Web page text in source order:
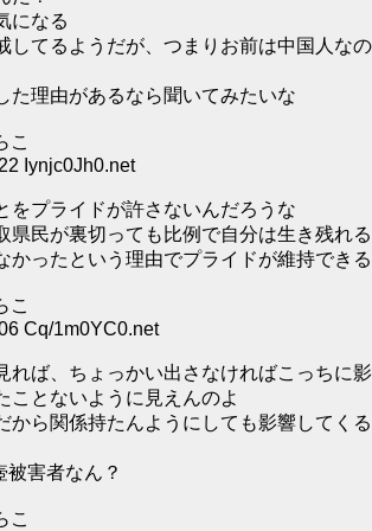
になる
してるようだが、つまりお前は中国人なの
た理由があるなら聞いてみたいな
こ
Iynjc0Jh0.net
をプライドが許さないんだろうな
県民が裏切っても比例で自分は生き残れる
かったという理由でプライドが維持できる
こ
Cq/1m0YC0.net
れば、ちょっかい出さなければこっちに影
ことないように見えんのよ
から関係持たんようにしても影響してくる
被害者なん？
こ